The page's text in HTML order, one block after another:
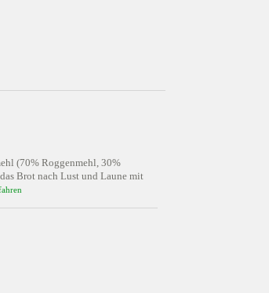
(70% Roggenmehl, 30%
Brot nach Lust und Laune mit